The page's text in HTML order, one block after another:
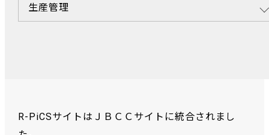
生産管理
R-PiCSサイトはＪＢＣＣサイトに統合されまし